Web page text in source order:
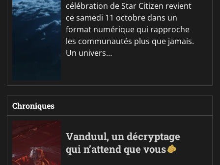
célébration de Star Citizen revient
ce samedi 11 octobre dans un
format numérique qui rapproche
les communautés plus que jamais.
Un univers…
Chroniques
Vanduul, un décryptage
qui n’attend que vous